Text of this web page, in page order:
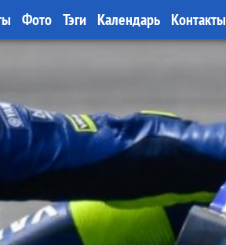
Фото Тэги Календарь Контакты